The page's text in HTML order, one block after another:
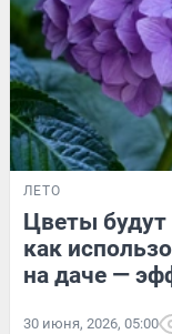
ЛЕТО
Цветы
как
на даче —
30 июня, 2026, 05:00